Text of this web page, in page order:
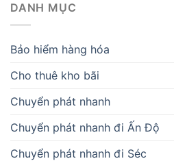
DANH MỤC
Bảo hiểm hàng hóa
Cho thuê kho bãi
Chuyển phát nhanh
Chuyển phát nhanh đi Ấn Độ
Chuyển phát nhanh đi Séc